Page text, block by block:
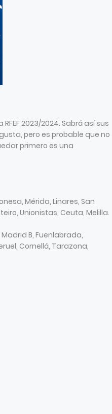
2023/2024. Sabrá así sus
pero es probable que no
primero es una
Mérida, Linares, San
Unionistas, Ceuta, Melilla.
B, Fuenlabrada,
Cornellá, Tarazona,